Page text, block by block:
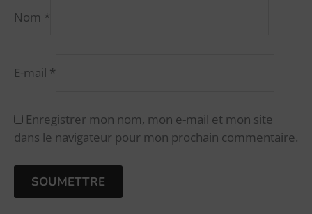
Nom *
E-mail *
Enregistrer mon nom, mon e-mail et mon site
dans le navigateur pour mon prochain commentaire.